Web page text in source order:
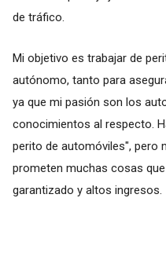
de tráfico.
Mi objetivo es trabajar de
autónomo, tanto para
ya que mi pasión son los
conocimientos al respecto.
perito de automóviles", pero
prometen muchas cosas
garantizado y altos ingresos.